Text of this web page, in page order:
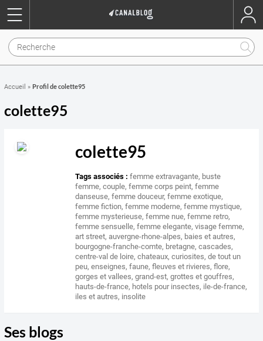
Accueil » Profil de colette95
colette95
colette95
Tags associés : femme extravagante, buste
femme,couple,femme corps peint,femme
danseuse,femme douceur,femme exotique,
femme fiction,femme moderne,femme mystique,
femme mysterieuse,femme nue,femme retro,
femme sensuelle,femme elegante,visage femme,
art street,auvergne-rhone-alpes, baies et autres,
bourgogne-franche-comte, bretagne,cascades,
centre-val de loire,chateaux,curiosites,de tout un
peu,enseignes,faune,fleuves et rivieres,flore,
gorges et vallees,grand-est,grottes et gouffres,
hauts-de-france, hotels pour insectes, ile-de-france,
iles et autres, insolite
Ses blogs